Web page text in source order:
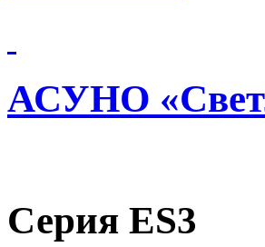
АСУНО
Серия ES3